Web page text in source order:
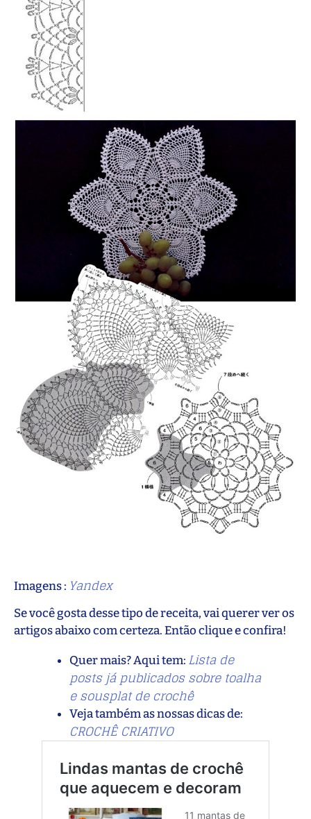
Imagens : Yandex
Se você gosta desse tipo de receita, vai querer ver os
artigos abaixo com certeza. Então clique e confira!
Quer mais? Aqui tem: Lista de
posts já publicados sobre toalha
e sousplat de crochê
Veja também as nossas dicas de:
CROCHÊ CRIATIVO